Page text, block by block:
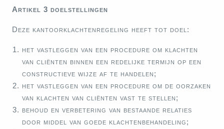
Artikel 3 doelstellingen
Deze kantoorklachtenregeling heeft tot doel:
het vastleggen van een procedure om klachten
van cliënten binnen een redelijke termijn op een
constructieve wijze af te handelen;
het vastleggen van een procedure om de oorzaken
van klachten van cliënten vast te stellen;
behoud en verbetering van bestaande relaties
door middel van goede klachtenbehandeling;